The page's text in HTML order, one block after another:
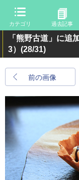
カテゴリ 過去記事
「熊野古道」に追
3） (28/31)
前の画像